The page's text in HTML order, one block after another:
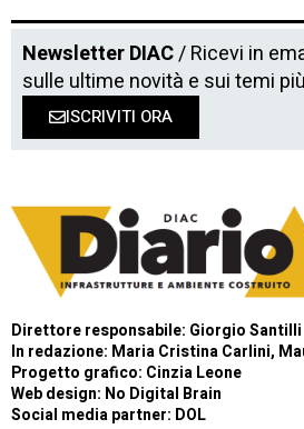
Newsletter DIAC/ Ricevi in
sulle ultime novità e sui temi
ISCRIVITI ORA
Direttore responsabile: Giorgio Santilli
In redazione: Maria Cristina Carlini,
Progetto grafico: Cinzia Leone
Web design: No Digital Brain
Social media partner: DOL